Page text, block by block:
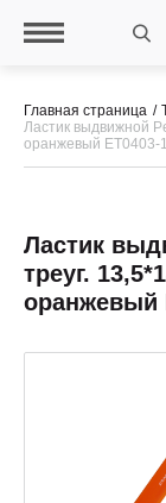
Главная страница
Ластик выдвижной
оранжевый ET0403-
Ластик
треуг.
оранжевый